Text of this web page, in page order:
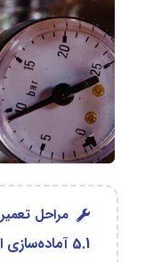
مراحل تعمیر
5.1 آماده‌سازی اولیه